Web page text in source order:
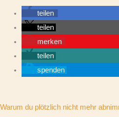
teilen
teilen
merken
teilen
spenden
Warum du plötzlich nicht mehr